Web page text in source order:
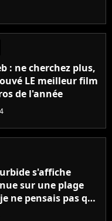
: ne cherchez plus,
LE meilleur film
de l'année
s'affiche
sur une plage
ne pensais pas que
faire..."